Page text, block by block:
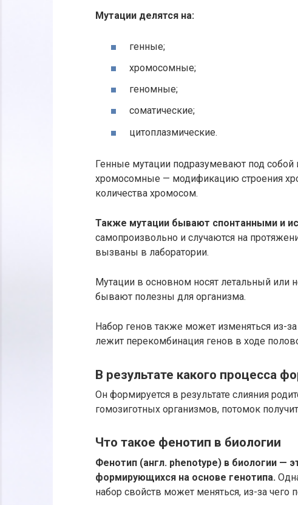
Мутации делятся на:
генные;
хромосомные;
геномные;
соматические;
цитоплазмические.
Генные мутации подразумевают под собой
хромосомные — модификацию строения
количества хромосом.
Также мутации бывают спонтанными и
самопроизвольно и случаются на
вызваны в лаборатории.
Мутации в основном носят летальный или
бывают полезны для организма.
Набор генов также может изменяться из-
лежит перекомбинация генов в ходе
В результате какого процесса
Он формируется в результате слияния
гомозиготных организмов, потомок получит
Что такое фенотип в биологии
Фенотип (англ. phenotype) в биологии —
формирующихся на основе генотипа.
набор свойств может меняться, из-за чего